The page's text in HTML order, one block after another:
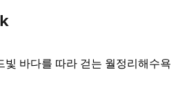
빛 바다를 따라 걷는 월정리해수욕